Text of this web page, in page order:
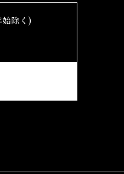
始除く)